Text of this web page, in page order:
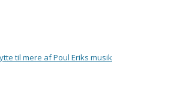
til mere af Poul Eriks musik